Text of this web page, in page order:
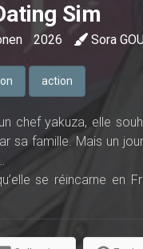
Sim
2026 Sora
action
chef yakuza, elle
sa famille. Mais un
se réincarne en
dans sa
y est
idée des scénarios